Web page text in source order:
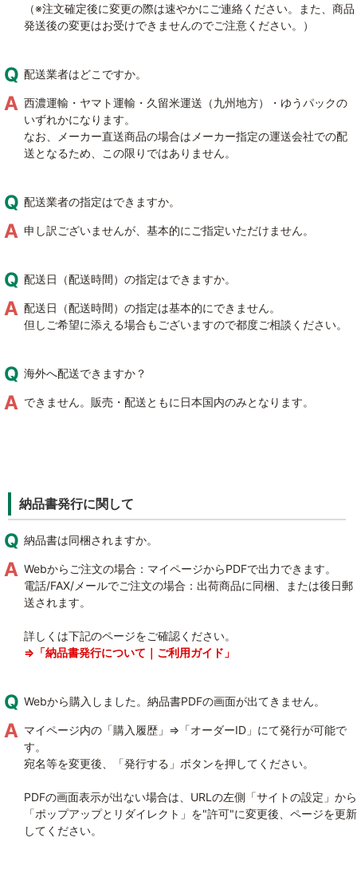
（※注文確定後に変更の際は速やかにご連絡ください。また、商品
発送後の変更はお受けできませんのでご注意ください。）
配送業者はどこですか。
西濃運輸・ヤマト運輸・久留米運送（九州地方）・ゆうパックの
いずれかになります。
なお、メーカー直送商品の場合はメーカー指定の運送会社での配
送となるため、この限りではありません。
配送業者の指定はできますか。
申し訳ございませんが、基本的にご指定いただけません。
配送日（配送時間）の指定はできますか。
配送日（配送時間）の指定は基本的にできません。
但しご希望に添える場合もございますので都度ご相談ください。
海外へ配送できますか？
できません。販売・配送ともに日本国内のみとなります。
納品書発行に関して
納品書は同梱されますか。
Webからご注文の場合：マイページからPDFで出力できます。
電話/FAX/メールでご注文の場合：出荷商品に同梱、または後日郵
送されます。
詳しくは下記のページをご確認ください。
⇒「納品書発行について｜ご利用ガイド」
Webから購入しました。納品書PDFの画面が出てきません。
マイページ内の「購入履歴」⇒「オーダーID」にて発行が可能で
す。
宛名等を変更後、「発行する」ボタンを押してください。
PDFの画面表示が出ない場合は、URLの左側「サイトの設定」から
「ポップアップとリダイレクト」を"許可"に変更後、ページを更新
してください。